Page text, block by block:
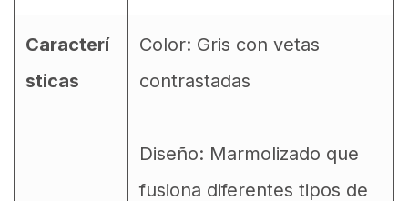
Caracterí
sticas
Color: Gris con vetas
contrastadas
Diseño: Marmolizado que
fusiona diferentes tipos de